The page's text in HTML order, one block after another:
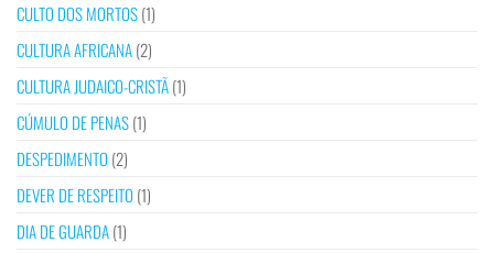
CULTO DOS MORTOS(1)
CULTURA AFRICANA(2)
CULTURA JUDAICO-CRISTÃ(1)
CÚMULO DE PENAS(1)
DESPEDIMENTO (2)
DEVER DE RESPEITO (1)
DIA DE GUARDA(1)